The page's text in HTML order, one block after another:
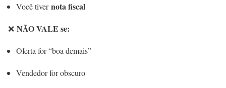
Você tivernota fiscal
❌ NÃO VALE se:
Oferta for “boa demais”
Vendedor for obscuro